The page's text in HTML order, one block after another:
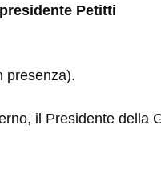
Petitti
presenza).
il Presidente della